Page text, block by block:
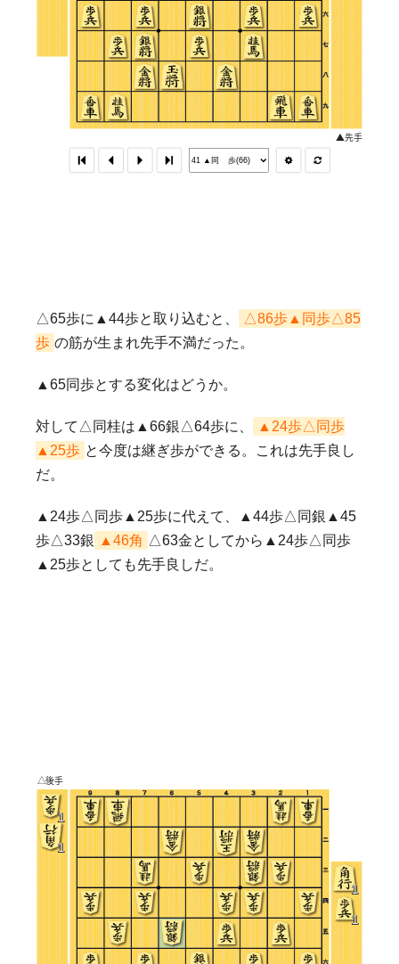
△65歩に▲44歩と取り込むと、
△86歩▲同歩△85
歩 の筋が生まれ先手不満だった。
▲65同歩とする変化はどうか。
対して△同桂は▲66銀△64歩に、
▲24歩△同歩
▲25歩 と今度は継ぎ歩ができる。これは先手良し
だ。
▲24歩△同歩▲25歩に代えて、▲44歩△同銀▲45
歩△33銀 ▲46角 △63金としてから▲24歩△同歩
▲25歩としても先手良しだ。